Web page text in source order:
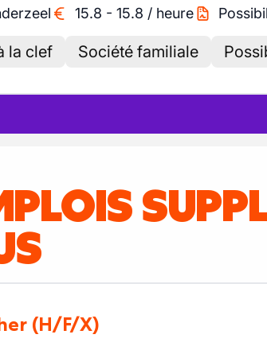
15.8 - 15.8 / heure
la clef Société familiale
(H/F/X)